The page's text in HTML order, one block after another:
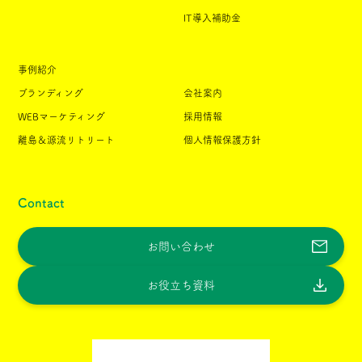
IT導入補助金
事例紹介
ブランディング
WEBマーケティング
離島＆源流リトリート
会社案内
採用情報
個人情報保護方針
Contact
お問い合わせ
お役立ち資料